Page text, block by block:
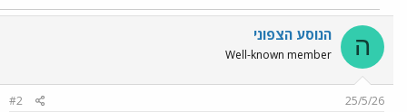
ה הנוסע הצפוני
Well-known member
25/5/26
#2